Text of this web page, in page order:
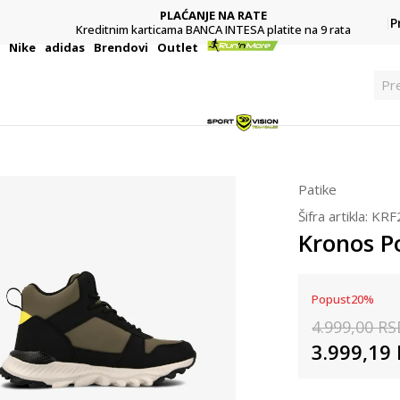
PLAĆANJE NA RATE
Kreditnim karticama BANCA INTESA platite na 9 rata
Nike adidas Brendovi Outlet
Patike
Šifra artikla:
Kronos
Popust20%
4.999,00
3.999,19